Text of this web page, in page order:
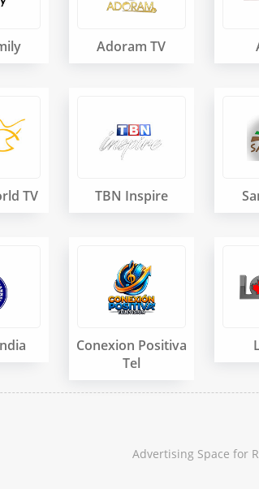
Adoram TV
TV TBN Inspire
Conexion Positiva
Tel
Advertising Space for